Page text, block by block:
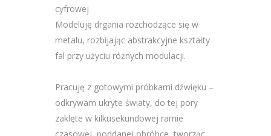
cyfrowej
Modeluję drgania rozchodzące się w
metalu, rozbijając abstrakcyjne kształty
fal przy użyciu różnych modulacji.
Pracuję z gotowymi próbkami dźwięku –
odkrywam ukryte światy, do tej pory
zaklęte w kilkusekundowej ramie